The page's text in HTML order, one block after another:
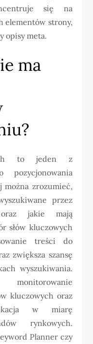
się na
elementów strony,
opisy meta.
ma
to jeden z
pozycjonowania
zrozumieć,
przez
jakie mają
słów kluczowych
treści do
zwiększa szansę
wyszukiwania.
kluczowych oraz
w miarę
rynkowych.
Planner czy